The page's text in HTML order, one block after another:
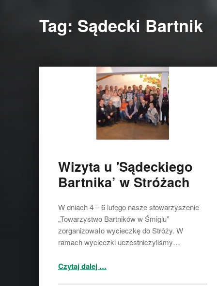
Tag: Sądecki Bartnik
Wizyta u 'Sądeckiego
Bartnika’ w Stróżach
W dniach 4 – 6 lutego nasze stowarzyszenie
„Towarzystwo Bartników w Śmiglu”
zorganizowało wycieczkę do Stróży. W
ramach wycieczki uczestniczyliśmy…
Czytaj dalej …